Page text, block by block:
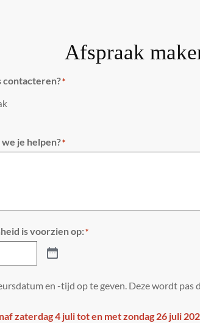
Afspraak
contacteren?*
je helpen?*
is voorzien op:*
en -tijd op te geven. Deze wordt pas
zaterdag 4 juli tot en met zondag 26 juli